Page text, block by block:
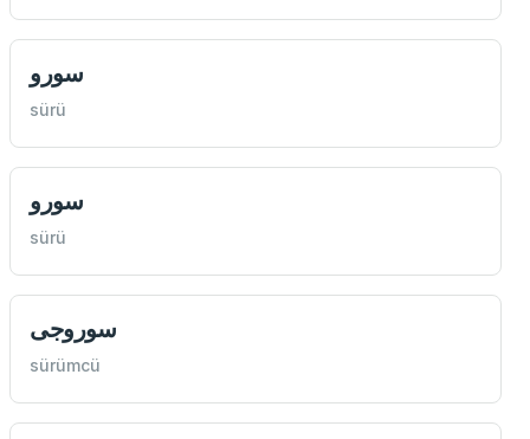
سورو
sürü
سورو
sürü
سوروجی
sürümcü